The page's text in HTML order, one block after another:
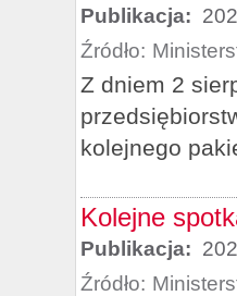
Publikacja:
Źródło:
Z dniem 2
kolejnego
Kolejne
Publikacja:
Źródło: